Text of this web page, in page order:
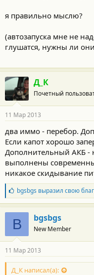
я правильно мыслю?
(автозапуска мне не
глушатся, нужны ли
Д_К
Почетный
11 Мар 2013
два иммо - перебор.
Если капот хорошо
Дополнительный АКБ -
выполнены
никакое скидывание
Б
л
а
г
о
д
а
н
о
bgsbgs выразил свою
B bgsbgs
New Member
11 Мар 2013
Д_К написал(а):